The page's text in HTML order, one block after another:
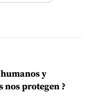
y
nos protegen ?